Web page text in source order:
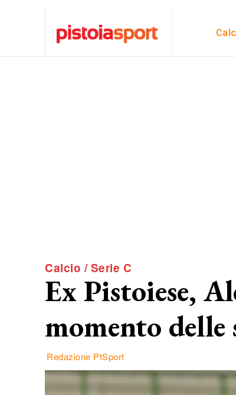
Calcio / Serie C
Ex Pistoiese,
momento delle
Redazione PtSport